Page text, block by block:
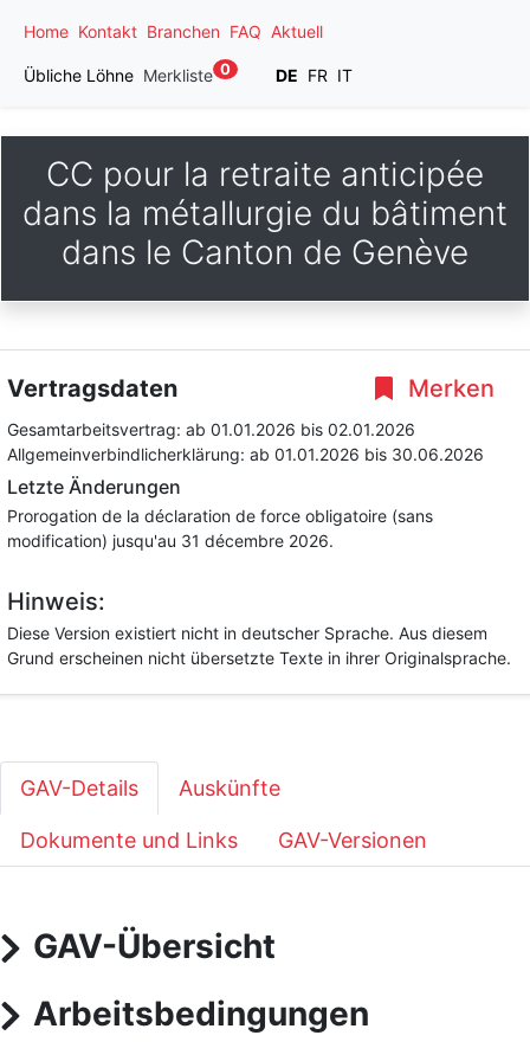
Home Kontakt Branchen FAQ Aktuell
Übliche Löhne Merkliste 0 DE FR IT
CC pour la retraite anticipée
dans la métallurgie du bâtiment
dans le Canton de Genève
Merken
Vertragsdaten
Gesamtarbeitsvertrag: ab 01.01.2026 bis 02.01.2026
Allgemeinverbindlicherklärung: ab 01.01.2026 bis 30.06.2026
Letzte Änderungen
Prorogation de la déclaration de force obligatoire (sans
modification) jusqu'au 31 décembre 2026.
Hinweis:
Diese Version existiert nicht in deutscher Sprache. Aus diesem
Grund erscheinen nicht übersetzte Texte in ihrer Originalsprache.
GAV-Details Auskünfte
Dokumente und Links GAV-Versionen
GAV-Übersicht
Arbeitsbedingungen